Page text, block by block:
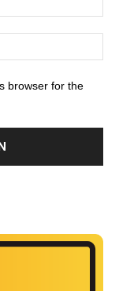
browser for the